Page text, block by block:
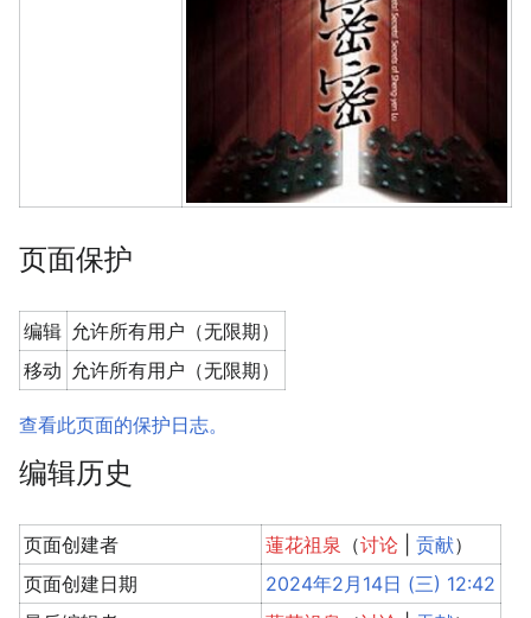
页面保护
编辑 允许所有用户（无限期）
移动 允许所有用户（无限期）
查看此页面的保护日志。
编辑历史
页面创建者 蓮花祖泉 （讨论 |贡献）
页面创建日期
2024年2月14日 (三) 12:42